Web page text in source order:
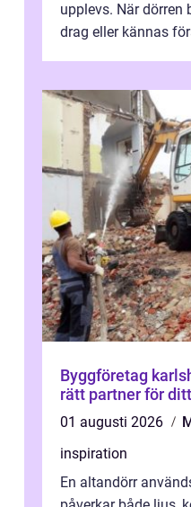
upplevs. När dörren
drag eller kännas
Byggföretag karlshamn så
rätt partner för
01 augusti 2026
inspiration
En altandörr